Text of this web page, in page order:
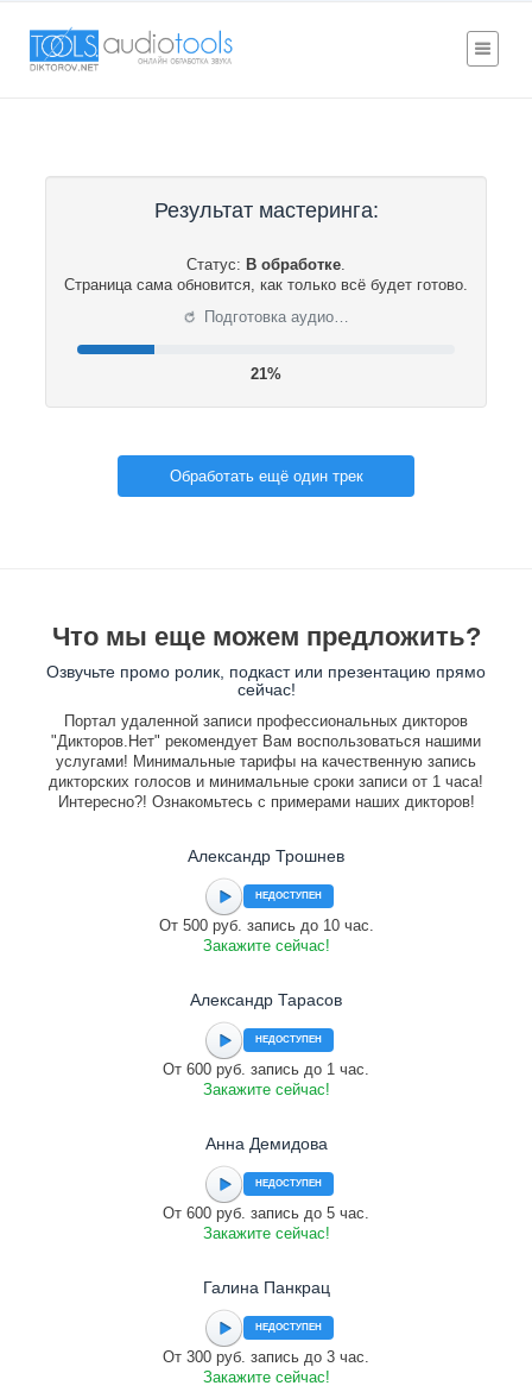
Результат мастеринга:
Статус: В обработке.
Страница сама обновится, как только всё будет готово.
⟳ Подготовка аудио…
21%
Обработать ещё один трек
Что мы еще можем предложить?
Озвучьте промо ролик, подкаст или презентацию прямо
сейчас!
Портал удаленной записи профессиональных дикторов
"Дикторов.Нет" рекомендует Вам воспользоваться нашими
услугами! Минимальные тарифы на качественную запись
дикторских голосов и минимальные сроки записи от 1 часа!
Интересно?! Ознакомьтесь с примерами наших дикторов!
Александр Трошнев
НЕДОСТУПЕН
От 500 руб. запись до 10 час.
Закажите сейчас!
Александр Тарасов
НЕДОСТУПЕН
От 600 руб. запись до 1 час.
Закажите сейчас!
Анна Демидова
НЕДОСТУПЕН
От 600 руб. запись до 5 час.
Закажите сейчас!
Галина Панкрац
НЕДОСТУПЕН
От 300 руб. запись до 3 час.
Закажите сейчас!